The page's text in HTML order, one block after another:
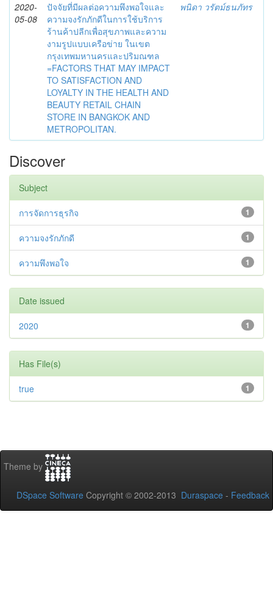
2020-
05-08
ปัจจัยที่มีผลต่อความพึงพอใจและ
ความจงรักภักดีในการใช้บริการ
ร้านค้าปลีกเพื่อสุขภาพและความ
งามรูปแบบเครือข่าย ในเขต
กรุงเทพมหานครและปริมณฑล
=FACTORS THAT MAY IMPACT
TO SATISFACTION AND
LOYALTY IN THE HEALTH AND
BEAUTY RETAIL CHAIN
STORE IN BANGKOK AND
METROPOLITAN.
พนิดา วรัตม์ธนภัทร
Discover
Subject
1
การจัดการธุรกิจ
1
ความจงรักภักดี
1
ความพึงพอใจ
Date issued
1
2020
Has File(s)
1
true
Theme by
DSpace Software Copyright © 2002-2013 Duraspace - Feedback